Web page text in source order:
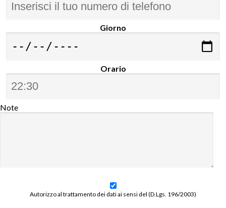
Giorno
Orario
Note
Autorizzo al trattamento dei dati ai sensi del (D.Lgs. 196/2003)